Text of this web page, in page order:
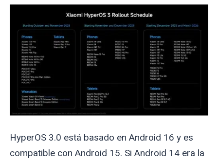
HyperOS 3.0 está basado en Android 16 y es
compatible con Android 15. Si Android 14 era la